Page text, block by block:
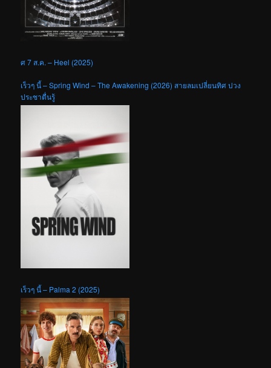
ศ 7 ส.ค. – Heel (2025)
เร็วๆ นี้ – Spring Wind – The Awakening (2026) สายลมเปลี่ยนทิศ ปวง
ประชาตื่นรู้
เร็วๆ นี้ – Palma 2 (2025)